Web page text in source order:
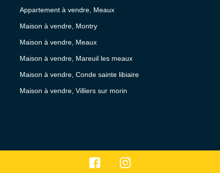
Appartement à vendre, Meaux
Maison à vendre, Montry
Maison à vendre, Meaux
Maison à vendre, Mareuil les meaux
Maison à vendre, Conde sainte libiaire
Maison à vendre, Villiers sur morin